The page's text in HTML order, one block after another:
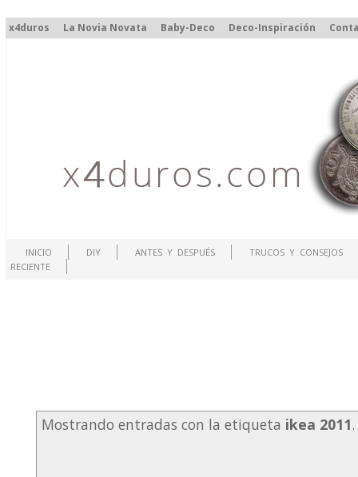
x4duros La Novia Novata Baby-Deco Deco-Inspiración
INICIO DIY ANTES Y DESPUÉS
TRUCOS Y CONSEJOS
RECIENTE
Mostrando entradas con la etiqueta ikea 2011.